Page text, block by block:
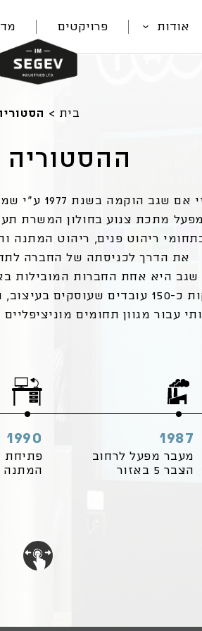
אודות פרויקטים
בית >
ההסטוריה
שגב הוקמה בשנת 1977 ע"י שמחה פניגזון ז"ל ובנו עובד.
מתכת צנוע בחולון המשרת
ריהוט פנים, ריהוט המתנה
את הדרך לכניסתה של החברה
שגב היא אחת החברות המובילות
4 חברות המעסיקות כ-150 עובדים
עבור מגוון תחומים
1987
מעבר מפעל לרחוב
הצבר 5 באזור
1990
פתיחת
המתנה